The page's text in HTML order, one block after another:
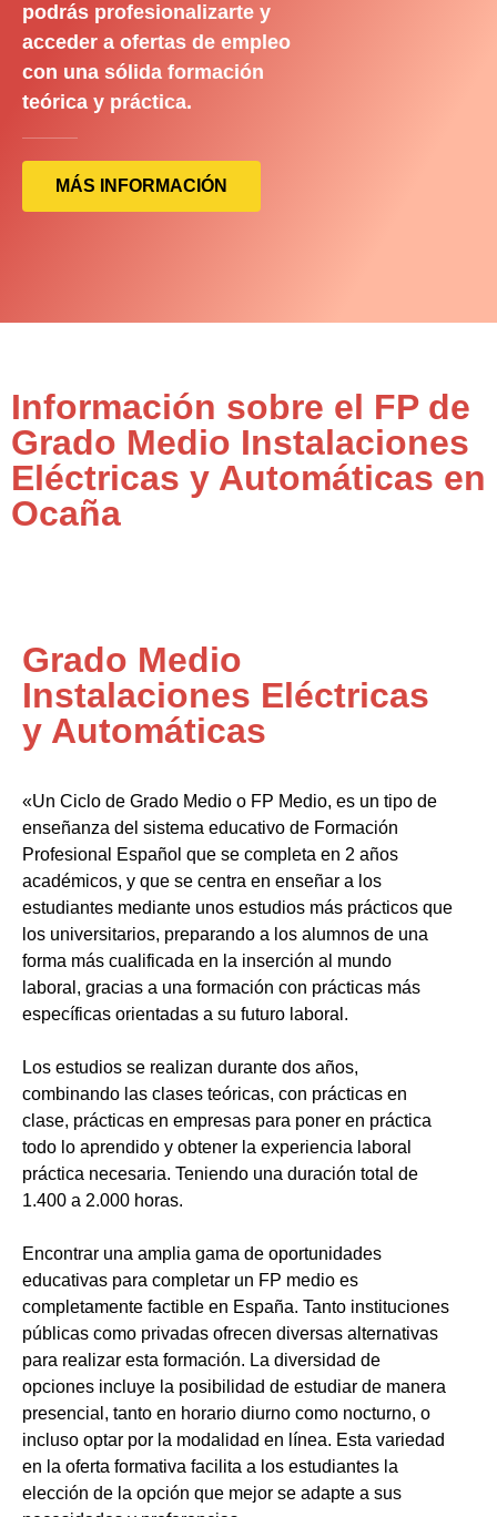
podrás profesionalizarte y
acceder a ofertas de empleo
con una sólida formación
teórica y práctica.
MÁS INFORMACIÓN
Información sobre el FP de
Grado Medio Instalaciones
Eléctricas y Automáticas en
Ocaña
Grado Medio
Instalaciones Eléctricas
y Automáticas
«Un Ciclo de Grado Medio o FP Medio, es un tipo de
enseñanza del sistema educativo de Formación
Profesional Español que se completa en 2 años
académicos, y que se centra en enseñar a los
estudiantes mediante unos estudios más prácticos que
los universitarios, preparando a los alumnos de una
forma más cualificada en la inserción al mundo
laboral, gracias a una formación con prácticas más
específicas orientadas a su futuro laboral.
Los estudios se realizan durante dos años,
combinando las clases teóricas, con prácticas en
clase, prácticas en empresas para poner en práctica
todo lo aprendido y obtener la experiencia laboral
práctica necesaria. Teniendo una duración total de
1.400 a 2.000 horas.
Encontrar una amplia gama de oportunidades
educativas para completar un FP medio es
completamente factible en España. Tanto instituciones
públicas como privadas ofrecen diversas alternativas
para realizar esta formación. La diversidad de
opciones incluye la posibilidad de estudiar de manera
presencial, tanto en horario diurno como nocturno, o
incluso optar por la modalidad en línea. Esta variedad
en la oferta formativa facilita a los estudiantes la
elección de la opción que mejor se adapte a sus